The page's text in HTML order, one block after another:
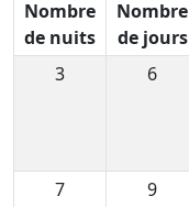
Nombre
de nuits
Nombre
de jours
3
6
7
9